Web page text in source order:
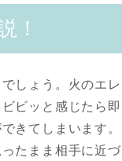
！
しょう。火のエレ
ビッと感じたら即
きてしまいます。
たまま相手に近づ